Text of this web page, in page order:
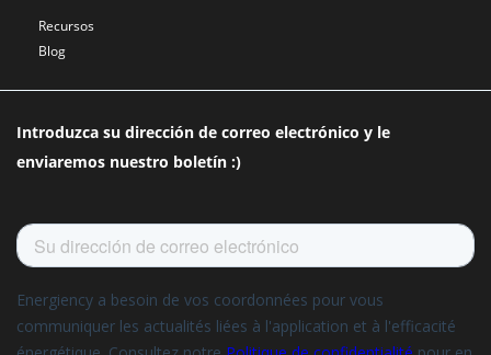
Recursos
Blog
Introduzca su dirección de correo electrónico y le
enviaremos nuestro boletín :)